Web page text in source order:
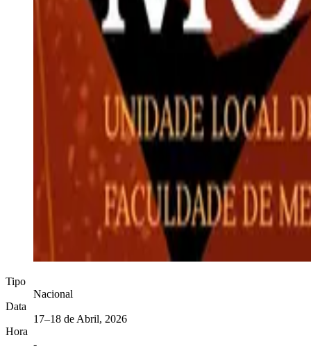
Tipo
Nacional
Data
17–18 de Abril, 2026
Hora
-